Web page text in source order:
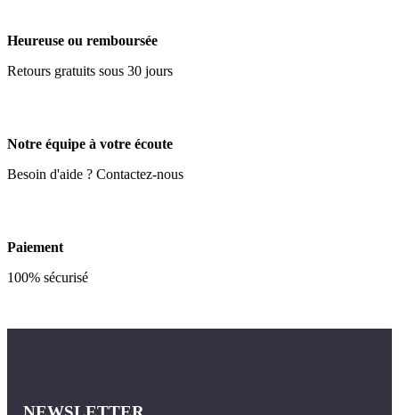
Heureuse ou remboursée
Retours gratuits sous 30 jours
Notre équipe à votre écoute
Besoin d'aide ? Contactez-nous
Paiement
100% sécurisé